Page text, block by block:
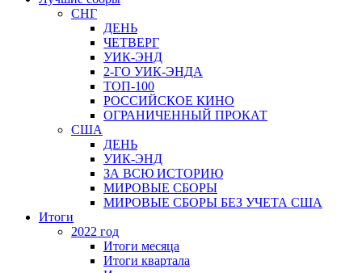
СНГ
ДЕНЬ
ЧЕТВЕРГ
УИК-ЭНД
2-ГО УИК-ЭНДА
ТОП-100
РОССИЙСКОЕ КИНО
ОГРАНИЧЕННЫЙ ПРОКАТ
США
ДЕНЬ
УИК-ЭНД
ЗА ВСЮ ИСТОРИЮ
МИРОВЫЕ СБОРЫ
МИРОВЫЕ СБОРЫ БЕЗ УЧЕТА США
Итоги
2022 год
Итоги месяца
Итоги квартала